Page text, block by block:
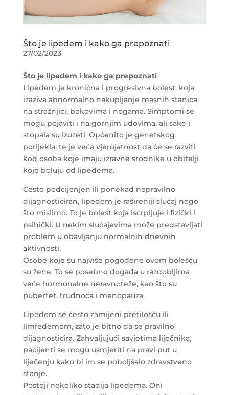
Što je lipedem i kako ga prepoznati
27/02/2023
Što je lipedem i kako ga prepoznati
Lipedem je kronična i progresivna bolest, koja
izaziva abnormalno nakupljanje masnih stanica
na stražnjici, bokovima i nogama. Simptomi se
mogu pojaviti i na gornjim udovima, ali šake i
stopala su izuzeti. Općenito je genetskog
porijekla, te je veća vjerojatnost da će se razviti
kod osoba koje imaju izravne srodnike u obitelji
koje boluju od lipedema.
Često podcijenjen ili ponekad nepravilno
dijagnosticiran, lipedem je rašireniji slučaj nego
što mislimo. To je bolest koja iscrpljuje i fizički i
psihički. U nekim slučajevima može predstavljati
problem u obavljanju normalnih dnevnih
aktivnosti.
Osobe koje su najviše pogođene ovom bolešću
su žene. To se posebno događa u razdobljima
veće hormonalne neravnoteže, kao što su
pubertet, trudnoća i menopauza.
Lipedem se često zamijeni pretilošću ili
limfedemom, zato je bitno da se pravilno
dijagnosticira. Zahvaljujući savjetima liječnika,
pacijenti se mogu usmjeriti na pravi put u
liječenju kako bi im se poboljšalo zdravstveno
stanje.
Postoji nekoliko stadija lipedema. Oni